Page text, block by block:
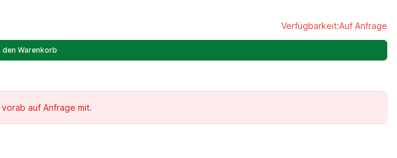
Verfügbarkeit:Auf Anfrage
den Warenkorb
auf Anfrage mit.